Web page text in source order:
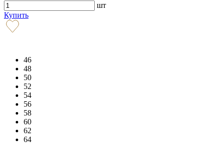
шт
Купить
46
48
50
52
54
56
58
60
62
64